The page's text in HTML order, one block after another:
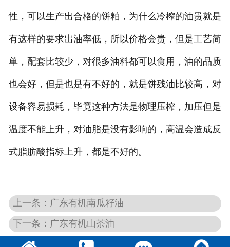
性，可以生产出合格的饼粕，为什么冷榨的油贵就是
有这样的要求出油率低，所以价格会贵，但是工艺简
单，配套比较少，对很多油料都可以食用，油的品质
也会好，但是也是有不好的，就是饼残油比较高，对
设备容易损耗，毕竟这种方法是物理压榨，加压但是
温度不能上升，对油脂是没有影响的，高温会造成反
式脂肪酸指标上升，都是不好的。
上一条：广东有机南瓜籽油
下一条：广东有机山茶油